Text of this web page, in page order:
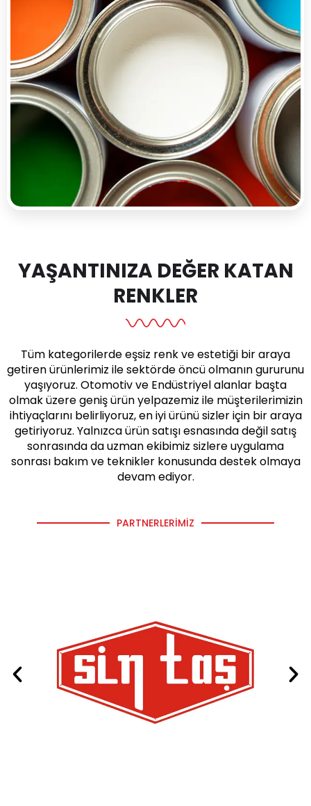
YAŞANTINIZA DEĞER KATAN
RENKLER
Tüm kategorilerde eşsiz renk ve estetiği bir araya
getiren ürünlerimiz ile sektörde öncü olmanın gururunu
yaşıyoruz. Otomotiv ve Endüstriyel alanlar başta
olmak üzere geniş ürün yelpazemiz ile müşterilerimizin
ihtiyaçlarını belirliyoruz, en iyi ürünü sizler için bir araya
getiriyoruz. Yalnızca ürün satışı esnasında değil satış
sonrasında da uzman ekibimiz sizlere uygulama
sonrası bakım ve teknikler konusunda destek olmaya
devam ediyor.
PARTNERLERIMIZ